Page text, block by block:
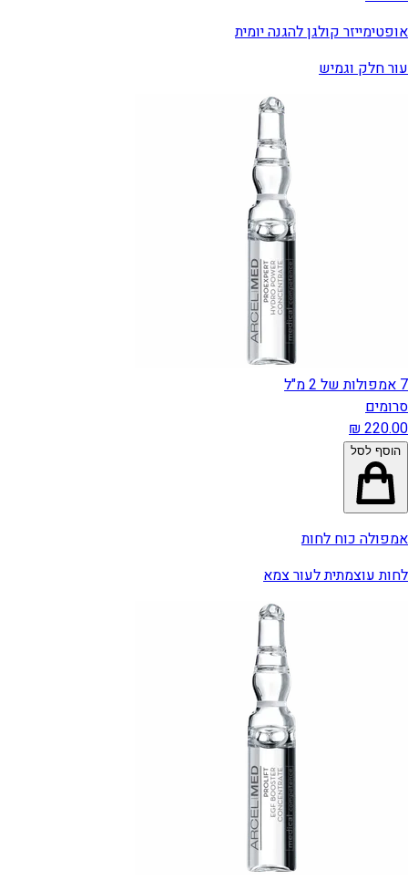
אופטימייזר קולגן להגנה יומית
עור חלק וגמיש
7 אמפולות של 2 מ"ל
סרומים
הוסף לסל
אמפולה כוח לחות
לחות עוצמתית לעור צמא